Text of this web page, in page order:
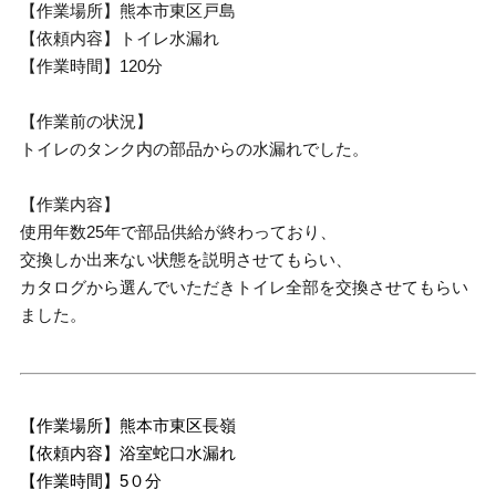
【作業場所】熊本市東区戸島
【依頼内容】トイレ水漏れ
【作業時間】120分
【作業前の状況】
トイレのタンク内の部品からの水漏れでした。
【作業内容】
使用年数25年で部品供給が終わっており、
交換しか出来ない状態を説明させてもらい、
カタログから選んでいただきトイレ全部を交換させてもらい
ました。
【作業場所】熊本市東区長嶺
【依頼内容】浴室蛇口水漏れ
【作業時間】5０分